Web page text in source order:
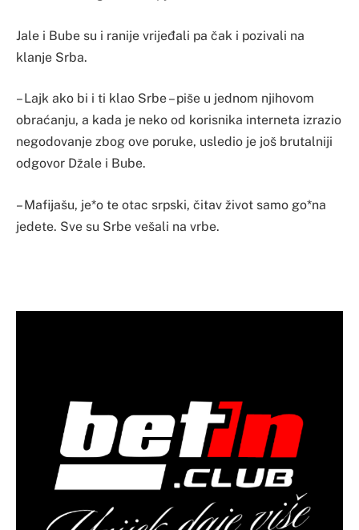
Jale i Bube su i ranije vrijeđali pa čak i pozivali na
klanje Srba.
– Lajk ako bi i ti klao Srbe – piše u jednom njihovom
obraćanju, a kada je neko od korisnika interneta izrazio
negodovanje zbog ove poruke, usledio je još brutalniji
odgovor Džale i Bube.
– Mafijašu, je*o te otac srpski, čitav život samo go*na
jedete. Sve su Srbe vešali na vrbe.